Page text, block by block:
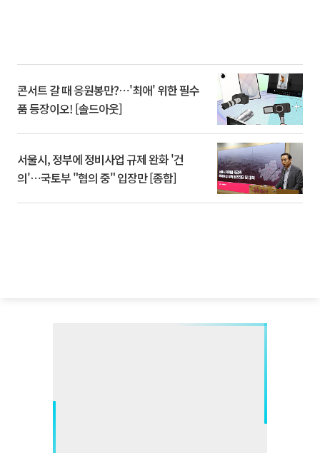
콘서트 갈 때 응원봉만?⋯'최애' 위한 필수
품 등장이오! [솔드아웃]
서울시, 정부에 정비사업 규제 완화 '건
의'⋯국토부 "협의 중" 입장만 [종합]